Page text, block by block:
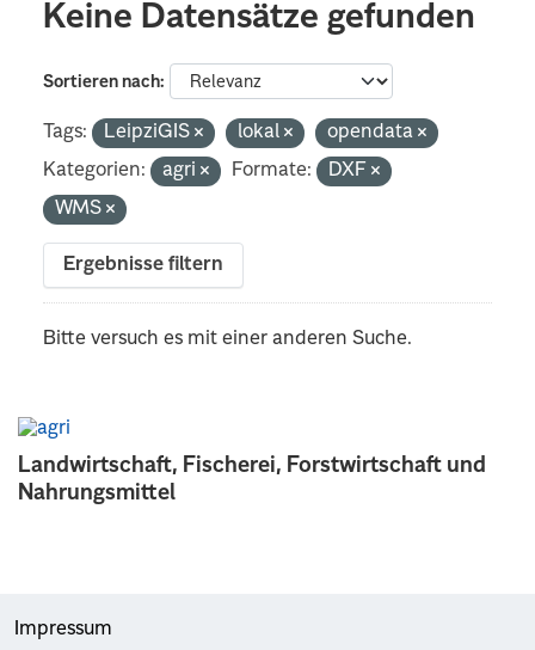
Landwirtschaft, Fischerei, Forstwirtschaft und
Nahrungsmittel
Keine Datensätze gefunden
Sortieren nach
Tags: LeipziGIS lokal
opendata
Kategorien:
agri Formate:
DXF
WMS
Ergebnisse filtern
Bitte versuch es mit einer anderen Suche.
Impressum